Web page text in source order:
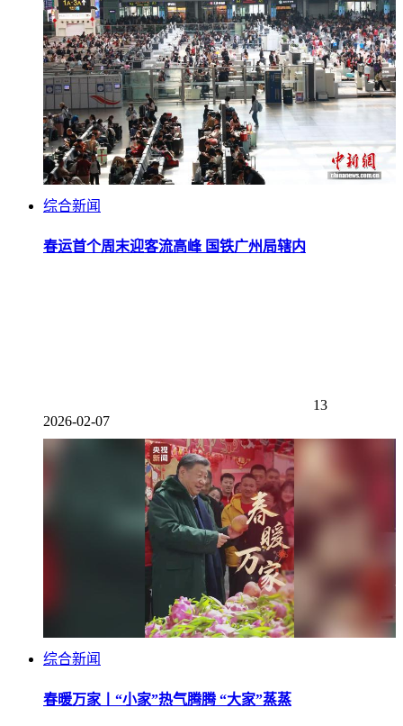
综合新闻
春运首个周末迎客流高峰 国铁广州局辖内
13
2026-02-07
综合新闻
春暖万家丨“小家”热气腾腾 “大家”蒸蒸